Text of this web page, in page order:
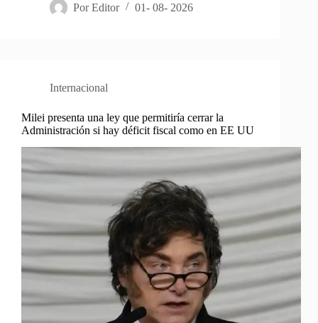
Por Editor 01- 08- 2026
Internacional
Milei presenta una ley que permitiría cerrar la
Administración si hay déficit fiscal como en EE UU